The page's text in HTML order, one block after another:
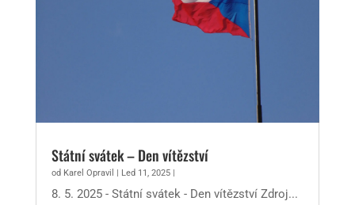
Státní svátek – Den vítězství
od Karel Opravil Led 11, 2025|
8. 5. 2025 - Státní svátek - Den vítězství Zdroj...